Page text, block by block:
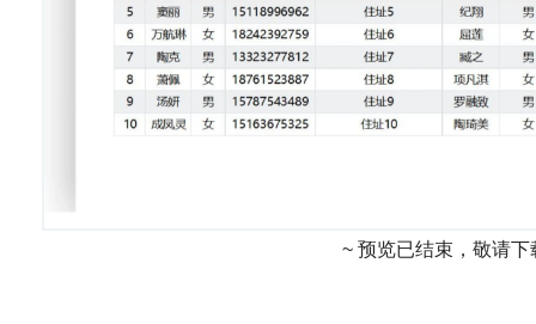
~ 预览已结束，敬请下